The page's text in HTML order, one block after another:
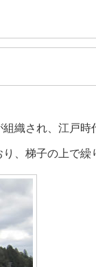
織され、江戸時
、梯子の上で繰